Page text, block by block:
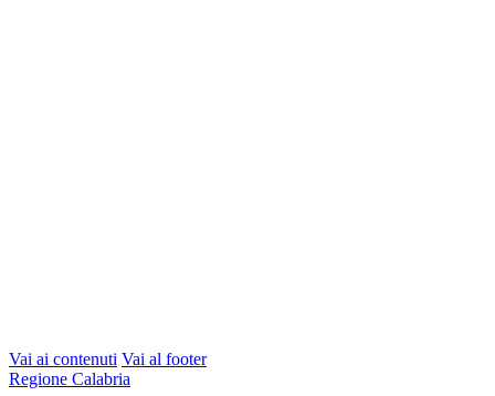
Vai ai contenuti Vai al footer
Regione Calabria